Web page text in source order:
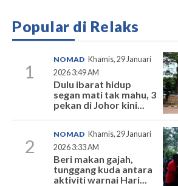
Popular di Relaks
1
NOMAD Khamis, 29 Januari
2026 3:49 AM
Dulu ibarat hidup
segan mati tak mahu, 3
pekan di Johor kini...
2
NOMAD Khamis, 29 Januari
2026 3:33 AM
Beri makan gajah,
tunggang kuda antara
aktiviti warnai Hari...